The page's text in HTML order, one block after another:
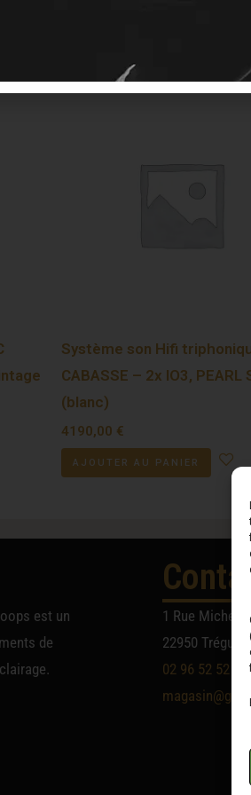
Système son Hifi
CABASSE – 2x IO3, PEARL
(blanc)
4190,00 €
AJOUTER AU PANIER
est un
de
1 Rue Michel
22950
02 96 52 52 52